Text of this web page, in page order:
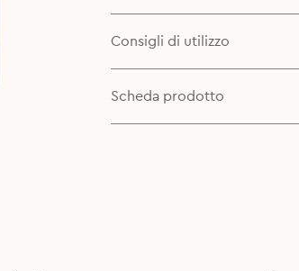
Consigli di utilizzo
Scheda prodotto